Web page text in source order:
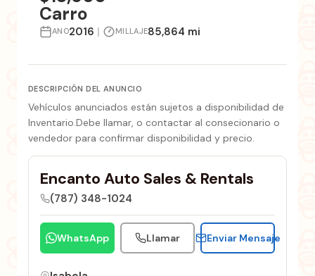
Carro
ANO2016 | MILLAJE85,864 mi
DESCRIPCIÓN DEL ANUNCIO
Vehículos anunciados están sujetos a disponibilidad de
Inventario.Debe llamar, o contactar al consecionario o
vendedor para confirmar disponibilidad y precio.
Encanto Auto Sales & Rentals
(787) 348-1024
WhatsApp Llamar Enviar Mensaje